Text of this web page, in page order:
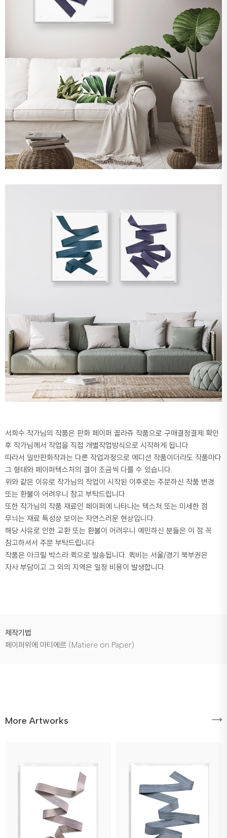
서희수 작가님의 작품은 판화 페이퍼 꼴라쥬 작품으로 구매결정결제 확인
후 작가님께서 작업을 직접 개별작업방식으로 시작하게 됩니다.
따라서 일반판화작과는 다른 작업과정으로 에디션 작품이더라도 작품마다
그 형태와 페이퍼텍스처의 결이 조금씩 다를 수 있습니다.
위와 같은 이유로 작가님의 작업이 시작된 이후로는 주문하신 작품 변경
또는 환불이 어려우니 참고 부탁드립니다.
또한 작가님의 작품 재료인 페이퍼에 나타나는 텍스처 또는 미세한 점
무늬는 재료 특성상 보이는 자연스러운 현상입니다.
해당 사유로 인한 교환 또는 환불이 어려우니 예민하신 분들은 이 점 꼭
참고하셔서 주문 부탁드립니다.
작품은 아크릴 박스라 퀵으로 발송됩니다. 퀵비는 서울/경기 북부권은
자사 부담이고 그 외의 지역은 일정 비용이 발생합니다.
제작기법
페이퍼위에 마티에르 (Matiere on Paper)
More Artworks